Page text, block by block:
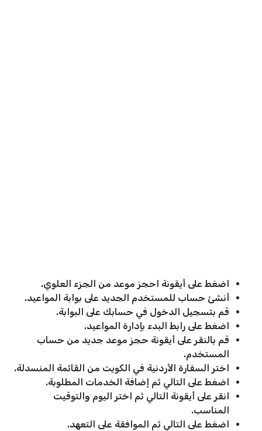
اضغط على أيقونة احجز موعد من الجزء العلوي.
أنشئ حساب للمستخدم الجديد على بوابة المواعيد.
قم بتسجيل الدخول في حسابك على البوابة.
اضغط على رابط البدء بإدارة المواعيد.
قم بالنقر على أيقونة حجز موعد جديد من حساب
المستخدم.
اختر السفارة الأردنية في الكويت من القائمة المنسدلة.
اضغط على التالي ثم إضافة الخدمات المطلوبة.
انقر على أيقونة التالي ثم اختر اليوم والتوقيت
المناسب.
اضغط على التالي ثم الموافقة على التعهد.